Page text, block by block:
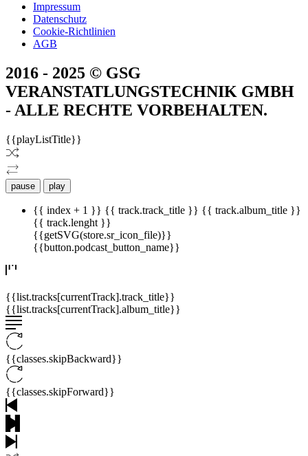
Impressum
Datenschutz
Cookie-Richtlinien
AGB
2016 - 2025 © GSG
VERANSTATLUNGSTECHNIK GMBH
- ALLE RECHTE VORBEHALTEN.
{{playListTitle}}
pause play
{{ index + 1 }} {{ track.track_title }} {{ track.album_title }}
{{ track.lenght }}
{{getSVG(store.sr_icon_file)}}
{{button.podcast_button_name}}
{{list.tracks[currentTrack].track_title}}
{{list.tracks[currentTrack].album_title}}
{{classes.skipBackward}}
{{classes.skipForward}}